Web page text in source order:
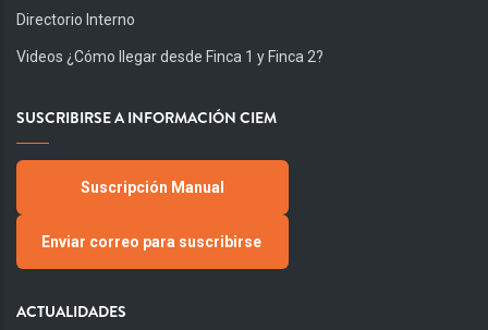
Directorio Interno
Videos ¿Cómo llegar desde Finca 1 y Finca 2?
SUSCRIBIRSE A INFORMACIÓN CIEM
Suscripción Manual
Enviar correo para suscribirse
ACTUALIDADES